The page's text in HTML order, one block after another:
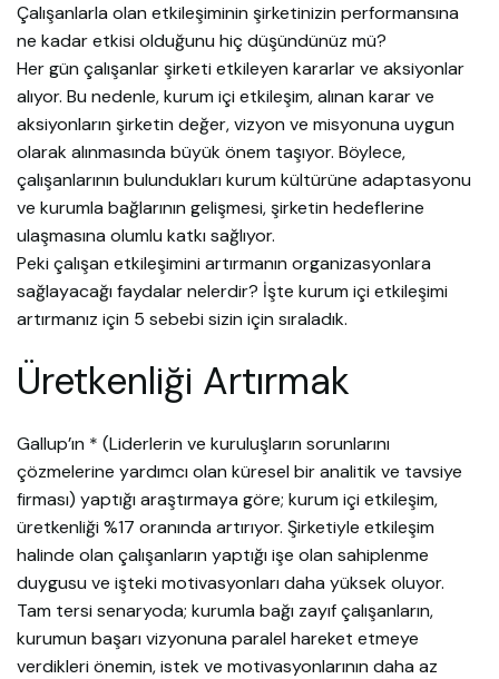
Çalışanlarla olan etkileşiminin şirketinizin performansına
ne kadar etkisi olduğunu hiç düşündünüz mü?
Her gün çalışanlar şirketi etkileyen kararlar ve aksiyonlar
alıyor. Bu nedenle, kurum içi etkileşim, alınan karar ve
aksiyonların şirketin değer, vizyon ve misyonuna uygun
olarak alınmasında büyük önem taşıyor. Böylece,
çalışanlarının bulundukları kurum kültürüne adaptasyonu
ve kurumla bağlarının gelişmesi, şirketin hedeflerine
ulaşmasına olumlu katkı sağlıyor.
Peki çalışan etkileşimini artırmanın organizasyonlara
sağlayacağı faydalar nelerdir? İşte kurum içi etkileşimi
artırmanız için 5 sebebi sizin için sıraladık.
Üretkenliği Artırmak
Gallup’ın * (Liderlerin ve kuruluşların sorunlarını
çözmelerine yardımcı olan küresel bir analitik ve tavsiye
firması) yaptığı araştırmaya göre; kurum içi etkileşim,
üretkenliği %17 oranında artırıyor. Şirketiyle etkileşim
halinde olan çalışanların yaptığı işe olan sahiplenme
duygusu ve işteki motivasyonları daha yüksek oluyor.
Tam tersi senaryoda; kurumla bağı zayıf çalışanların,
kurumun başarı vizyonuna paralel hareket etmeye
verdikleri önemin, istek ve motivasyonlarının daha az